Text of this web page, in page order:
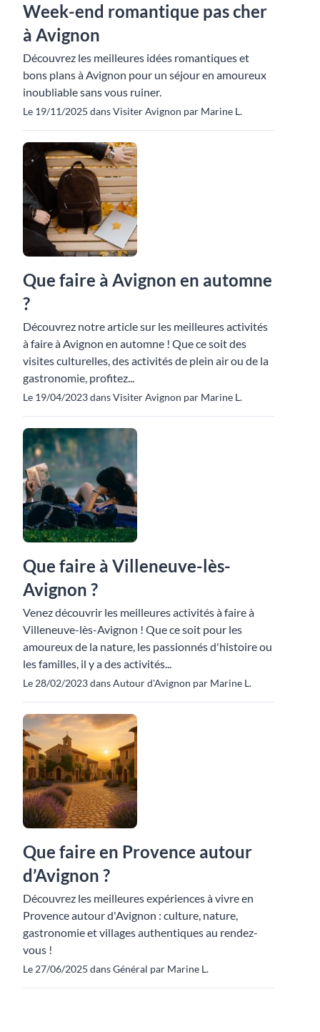
Week-end romantique pas cher
à Avignon
Découvrez les meilleures idées romantiques et
bons plans à Avignon pour un séjour en amoureux
inoubliable sans vous ruiner.
Le 19/11/2025 dans Visiter Avignon par Marine L.
Que faire à Avignon en automne
?
Découvrez notre article sur les meilleures activités
à faire à Avignon en automne ! Que ce soit des
visites culturelles, des activités de plein air ou de la
gastronomie, profitez...
Le 19/04/2023 dans Visiter Avignon par Marine L.
Que faire à Villeneuve-lès-
Avignon ?
Venez découvrir les meilleures activités à faire à
Villeneuve-lès-Avignon ! Que ce soit pour les
amoureux de la nature, les passionnés d'histoire ou
les familles, il y a des activités...
Le 28/02/2023 dans Autour d'Avignon par Marine L.
Que faire en Provence autour
d’Avignon ?
Découvrez les meilleures expériences à vivre en
Provence autour d'Avignon : culture, nature,
gastronomie et villages authentiques au rendez-
vous !
Le 27/06/2025 dans Général par Marine L.